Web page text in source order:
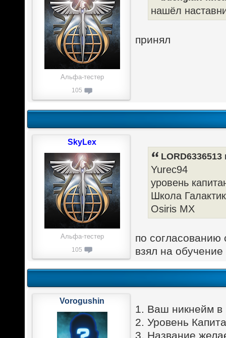
нашёл
принял
Альфа-тестер
105
LORD6336513
Yurec94
уровень
Школа
Osiris MX
по согласованию
взял на обучение
SkyLex
Альфа-тестер
105
1. Ваш никнейм в
2. Уровень
3. Название
Vorogushin